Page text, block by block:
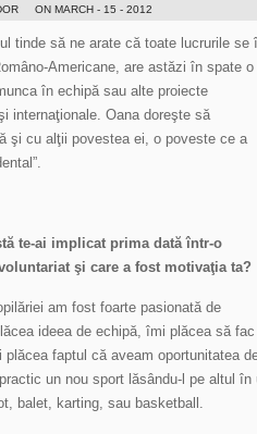
ON MARCH - 15 - 2012
tinde să ne arate că toate lucrurile se
Americane, are astăzi în spate
în echipă sau alte proiecte
internaţionale. Oana doreşte să
şi cu alţii povestea ei, o poveste ce a
te-ai implicat prima dată într-o
şi care a fost motivaţia ta?
am fost foarte pasionată de
ideea de echipă, îmi plăcea să fac
plăcea faptul că aveam oportunitatea
un nou sport lăsându-l pe altul
balet, karting, sau basketball.